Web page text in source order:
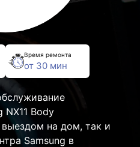
Время ремонта
от 30 мин
NX11 Body
на дом, так и
Samsung в